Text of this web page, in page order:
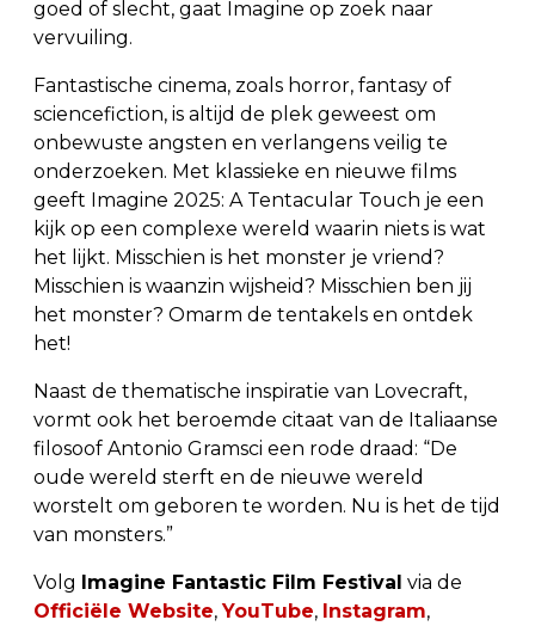
goed of slecht, gaat Imagine op zoek naar
vervuiling.
Fantastische cinema, zoals horror, fantasy of
sciencefiction, is altijd de plek geweest om
onbewuste angsten en verlangens veilig te
onderzoeken. Met klassieke en nieuwe films
geeft Imagine 2025: A Tentacular Touch je een
kijk op een complexe wereld waarin niets is wat
het lijkt. Misschien is het monster je vriend?
Misschien is waanzin wijsheid? Misschien ben jij
het monster? Omarm de tentakels en ontdek
het!
Naast de thematische inspiratie van Lovecraft,
vormt ook het beroemde citaat van de Italiaanse
filosoof Antonio Gramsci een rode draad: “De
oude wereld sterft en de nieuwe wereld
worstelt om geboren te worden. Nu is het de tijd
van monsters.”
Volg Imagine Fantastic Film Festival via de
Officiële Website,YouTube, Instagram,